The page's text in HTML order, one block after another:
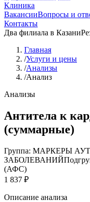
Клиника
ВакансииВопросы и
Контакты
Два филиала в Казани
Главная
/Услуги и цены
/Анализы
/Анализ
Анализы
Антитела к
(суммарные)
Группа: МАРКЕРЫ
ЗАБОЛЕВАНИЙ
(АФС)
1 837 ₽
Описание анализа